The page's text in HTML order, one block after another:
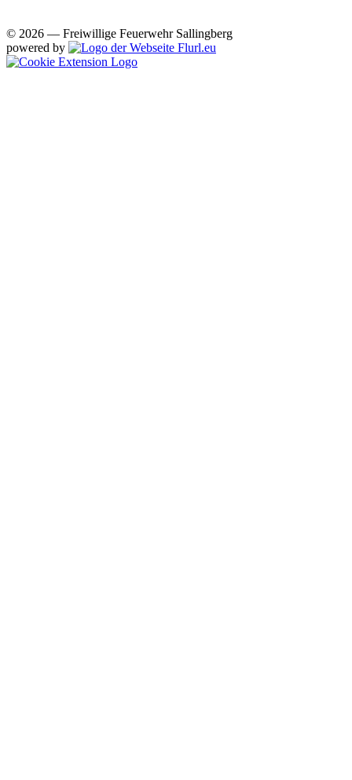
© 2026 — Freiwillige Feuerwehr Sallingberg
powered by